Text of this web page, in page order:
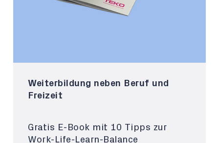
Weiterbildung neben Beruf und
Freizeit
Gratis E-Book mit 10 Tipps zur
Work-Life-Learn-Balance